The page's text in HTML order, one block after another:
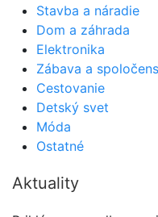
Stavba a náradie
Dom a záhrada
Elektronika
Zábava a
Cestovanie
Detský svet
Móda
Ostatné
Aktuality